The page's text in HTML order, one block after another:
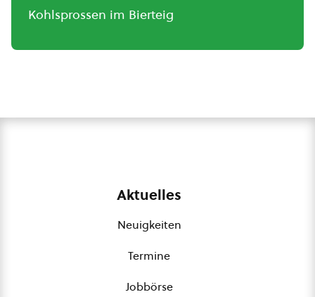
Kohlsprossen im Bierteig
Aktuelles
Neuigkeiten
Termine
Jobbörse